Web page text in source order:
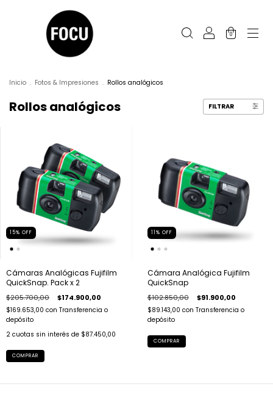
0
Inicio . Fotos & Impresiones . Rollos analógicos
Rollos analógicos FILTRAR
15% OFF
Cámaras Analógicas Fujifilm
QuickSnap. Pack x 2
$205.700,00 $174.900,00
$169.653,00 con Transferencia o
depósito
2 cuotas sin interés de $87.450,00
COMPRAR
11% OFF
Cámara Analógica Fujifilm
QuickSnap
$102.850,00 $91.900,00
$89.143,00 con Transferencia o
depósito
COMPRAR